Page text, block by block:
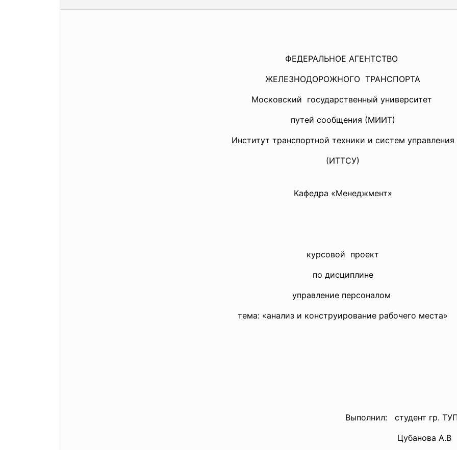
ФЕДЕРАЛЬНОЕ АГЕНТСТВО
ЖЕЛЕЗНОДОРОЖНОГО ТРАНСПОРТА
Московский государственный университет
путей сообщения (МИИТ)
Институт транспортной техники и систем управления
(ИТТСУ)
Кафедра «Менеджмент»
курсовой проект
по дисциплине
управление персоналом
тема: «анализ и конструирование рабочего места»
Выполнил: студент гр. ТУП-
Цубанова А.В